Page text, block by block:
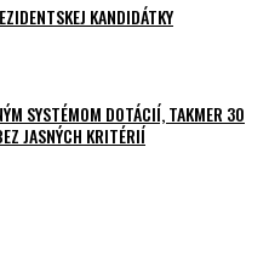
KANDIDÁTKY
SYSTÉMOM DOTÁCIÍ, TAKMER 30
JASNÝCH KRITÉRIÍ